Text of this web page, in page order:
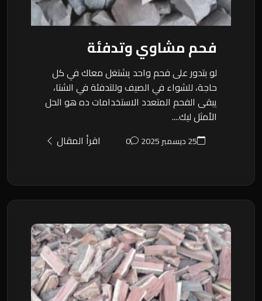
فحم مشاوي وتدفئة
لو بتدور على فحم واحد يشتغل معاك في كل
حاجة، للشواء في الصيف وللتدفئة في الشتا،
يبقى الفحم المتعدد الاستخدامات ده هو الحل
الأمثل ليك....
25 ديسمبر 2025 0 اقرأ المقال